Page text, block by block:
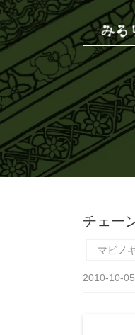
チェー
マビノ
2010-10-05